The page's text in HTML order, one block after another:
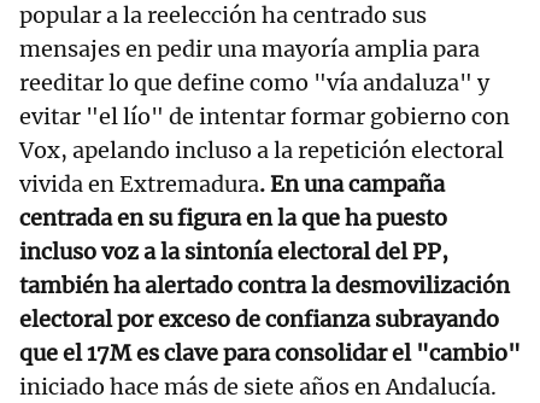
popular a la reelección ha centrado sus
mensajes en pedir una mayoría amplia para
reeditar lo que define como "vía andaluza" y
evitar "el lío" de intentar formar gobierno con
Vox, apelando incluso a la repetición electoral
vivida en Extremadura. En una campaña
centrada en su figura en la que ha puesto
incluso voz a la sintonía electoral del PP,
también ha alertado contra la desmovilización
electoral por exceso de confianza subrayando
que el 17M es clave para consolidar el "cambio"
iniciado hace más de siete años en Andalucía.